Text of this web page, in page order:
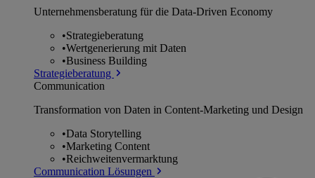
Unternehmens­beratung für die Data-Driven Economy
•Strategieberatung
•Wertgenerierung mit Daten
•Business Building
Strategieberatung
Communication
Transformation von Daten in Content-Marketing und Design
•Data Storytelling
•Marketing Content
•Reichweitenvermarktung
Communication Lösungen